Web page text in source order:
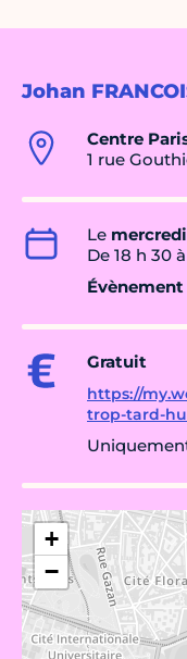
Johan
Centre
1 rue
Le
De 18 h 30
Gratuit
https://
trop-tard-
+
−